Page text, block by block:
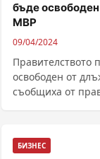
бъде
МВР
09/04/2024
Правителството
освободен от
съобщиха от
БИЗНЕС